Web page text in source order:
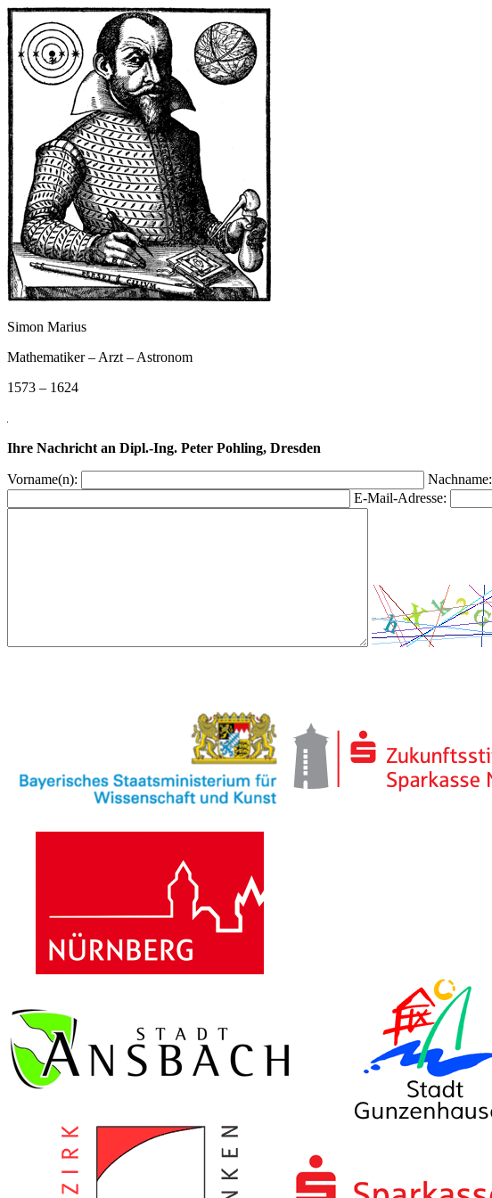
Simon Marius
Mathematiker – Arzt – Astronom
1573 – 1624
Ihre Nachricht an Dipl.-Ing. Peter Pohling, Dresden
Vorname(n): Nachname:
E-Mail-Adresse: